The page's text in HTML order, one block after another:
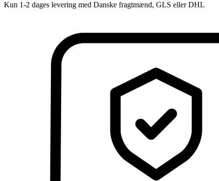
Kun 1-2 dages levering med Danske fragtmænd, GLS eller DHL